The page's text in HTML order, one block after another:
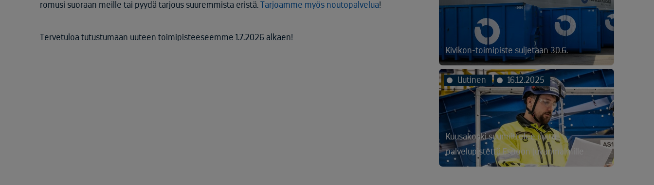
romusi suoraan meille tai pyydä tarjous suuremmista eristä.
Tarjoamme myös noutopalvelua!
Tervetuloa tutustumaan uuteen toimipisteeseemme 1.7.2026 alkaen!
Kivikon-toimipiste suljetaan 30.6.
Uutinen 16.12.2025
Kuusakoski suunnittelee uutta
palvelupistettä Espoon Juvanmalmille